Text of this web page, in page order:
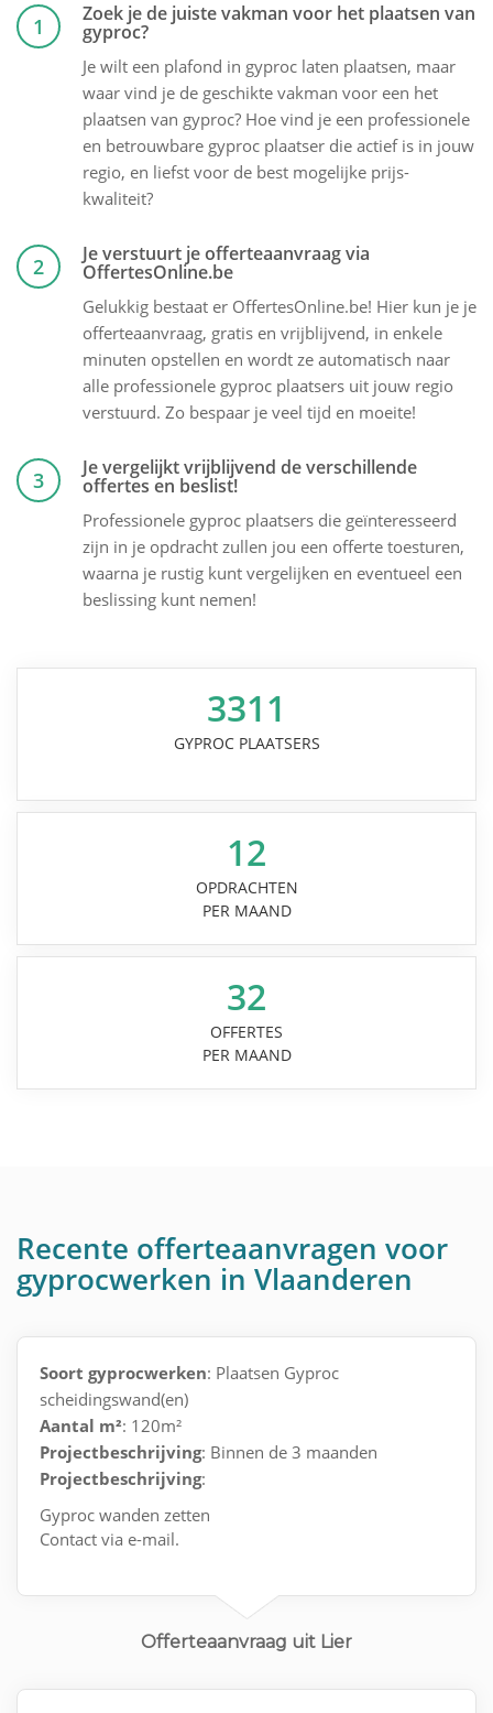
1 Zoek je de juiste vakman voor het plaatsen van
gyproc?
Je wilt een plafond in gyproc laten plaatsen, maar
waar vind je de geschikte vakman voor een het
plaatsen van gyproc? Hoe vind je een professionele
en betrouwbare gyproc plaatser die actief is in jouw
regio, en liefst voor de best mogelijke prijs-
kwaliteit?
2 Je verstuurt je offerteaanvraag via
OffertesOnline.be
Gelukkig bestaat er OffertesOnline.be! Hier kun je je
offerteaanvraag, gratis en vrijblijvend, in enkele
minuten opstellen en wordt ze automatisch naar
alle professionele gyproc plaatsers uit jouw regio
verstuurd. Zo bespaar je veel tijd en moeite!
3 Je vergelijkt vrijblijvend de verschillende
offertes en beslist!
Professionele gyproc plaatsers die geïnteresseerd
zijn in je opdracht zullen jou een offerte toesturen,
waarna je rustig kunt vergelijken en eventueel een
beslissing kunt nemen!
3311
GYPROC PLAATSERS
12
OPDRACHTEN
PER MAAND
32
OFFERTES
PER MAAND
Recente offerteaanvragen voor
gyprocwerken in Vlaanderen
Soort gyprocwerken: Plaatsen Gyproc
scheidingswand(en)
Aantal m²: 120m²
Projectbeschrijving: Binnen de 3 maanden
Projectbeschrijving:
Gyproc wanden zetten
Contact via e-mail.
Offerteaanvraag uit Lier